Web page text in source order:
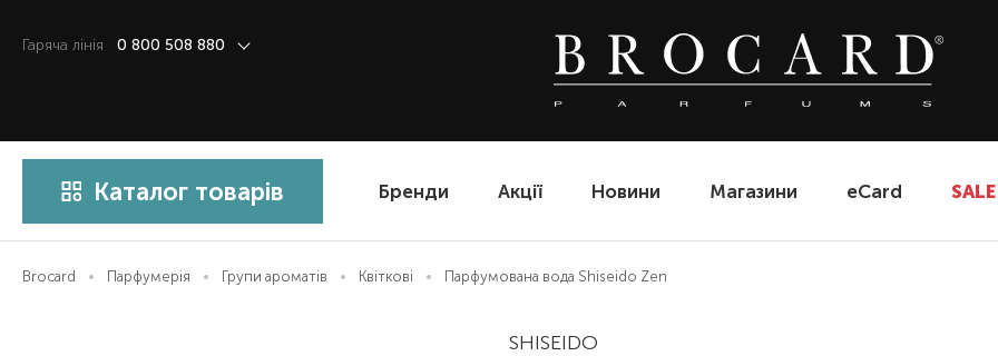
Гаряча лiнiя 0 800 508 880
Каталог товарів Бренди Акції Новини Магазини eCard SALE
Brocard Парфумерія Групи ароматів Квіткові Парфумована вода Shiseido Zen
SHISEIDO